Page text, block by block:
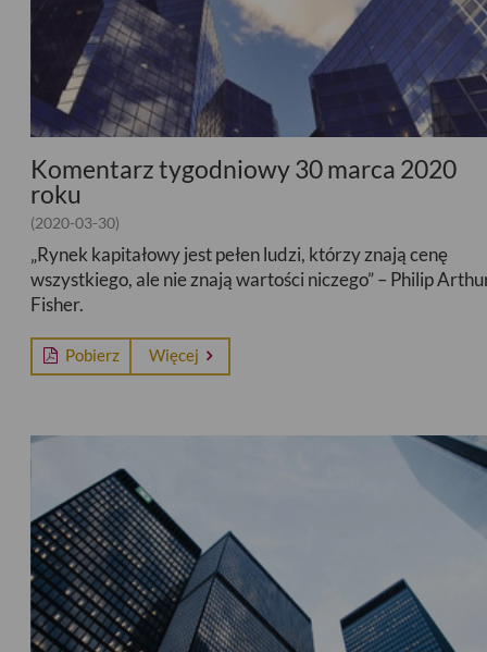
Komentarz tygodniowy 30 marca 2020
roku
(2020-03-30)
„Rynek kapitałowy jest pełen ludzi, którzy znają cenę
wszystkiego, ale nie znają wartości niczego” – Philip
Fisher.
Pobierz Więcej